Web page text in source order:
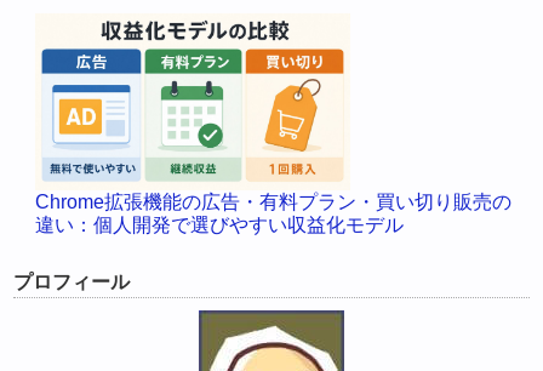
Chrome拡張機能の広告・有料プラン・買い切り販売の
違い：個人開発で選びやすい収益化モデル
プロフィール